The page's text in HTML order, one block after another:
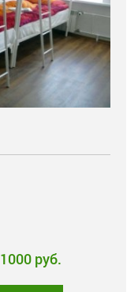
1000 руб.